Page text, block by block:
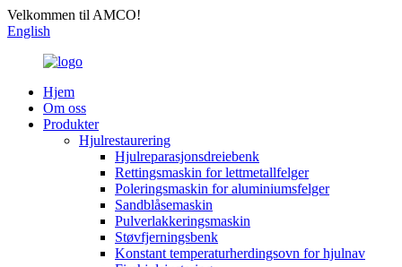
Velkommen til AMCO!
English
Hjem
Om oss
Produkter
Hjulrestaurering
Hjulreparasjonsdreiebenk
Rettingsmaskin for lettmetallfelger
Poleringsmaskin for aluminiumsfelger
Sandblåsemaskin
Pulverlakkeringsmaskin
Støvfjerningsbenk
Konstant temperaturherdingsovn for hjulnav